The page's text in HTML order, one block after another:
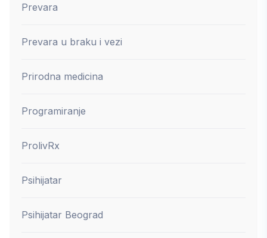
Prevara
Prevara u braku i vezi
Prirodna medicina
Programiranje
ProlivRx
Psihijatar
Psihijatar Beograd